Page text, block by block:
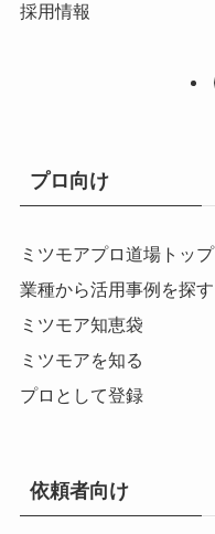
採用情報
プロ向け
ミツモアプロ道場トップ
業種から活用事例を探す
ミツモア知恵袋
ミツモアを知る
プロとして登録
依頼者向け